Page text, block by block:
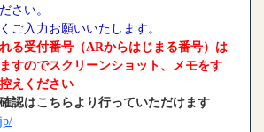
さい。
ご入力お願いいたします。
る受付番号（ARからはじまる番号）は
すのでスクリーンショット、メモをす
えください
認はこちらより行っていただけます